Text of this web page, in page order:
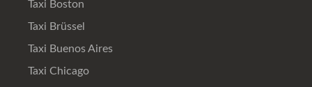
Taxi Boston
Taxi Brüssel
Taxi Buenos Aires
Taxi Chicago